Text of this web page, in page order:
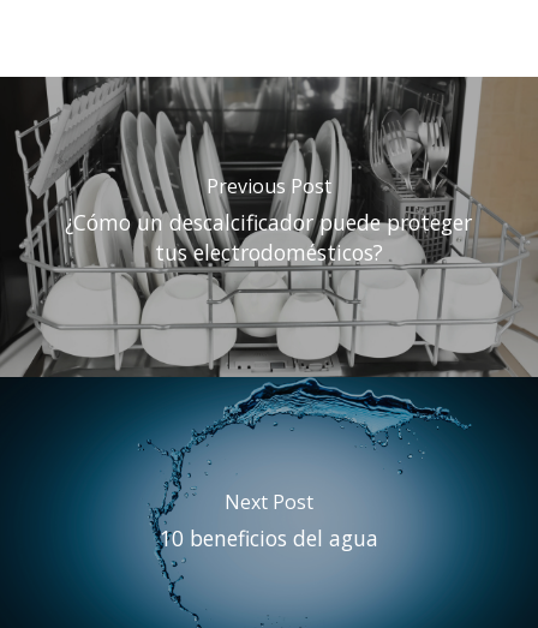
Previous Post
¿Cómo un descalcificador puede proteger
tus electrodomésticos?
Next Post
10 beneficios del agua